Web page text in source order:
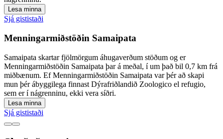
Lesa minna
Sjá gististaði
Menningarmiðstöðin Samaipata
Samaipata skartar fjölmörgum áhugaverðum stöðum og er
Menningarmiðstöðin Samaipata þar á meðal, í um það bil 0,7 km frá
miðbænum. Ef Menningarmiðstöðin Samaipata var þér að skapi
mun þér ábyggilega finnast Dýrafriðlandið Zoologico el refugio,
sem er í nágrenninu, ekki vera síðri.
Lesa minna
Sjá gististaði